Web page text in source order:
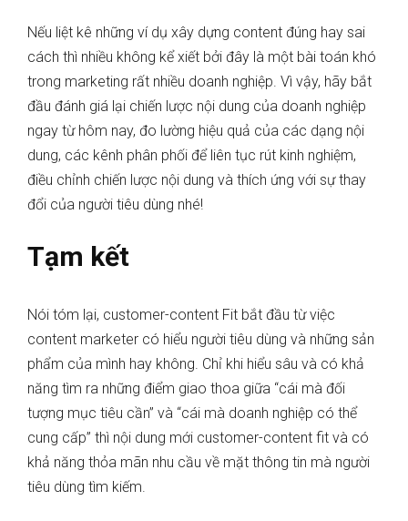
Nếu liệt kê những ví dụ xây dựng content đúng hay sai
cách thì nhiều không kể xiết bởi đây là một bài toán khó
trong marketing rất nhiều doanh nghiệp. Vì vậy, hãy bắt
đầu đánh giá lại chiến lược nội dung của doanh nghiệp
ngay từ hôm nay, đo lường hiệu quả của các dạng nội
dung, các kênh phân phối để liên tục rút kinh nghiệm,
điều chỉnh chiến lược nội dung và thích ứng với sự thay
đổi của người tiêu dùng nhé!
Tạm kết
Nói tóm lại, customer-content Fit bắt đầu từ việc
content marketer có hiểu người tiêu dùng và những sản
phẩm của mình hay không. Chỉ khi hiểu sâu và có khả
năng tìm ra những điểm giao thoa giữa “cái mà đối
tượng mục tiêu cần” và “cái mà doanh nghiệp có thể
cung cấp” thì nội dung mới customer-content fit và có
khả năng thỏa mãn nhu cầu về mặt thông tin mà người
tiêu dùng tìm kiếm.